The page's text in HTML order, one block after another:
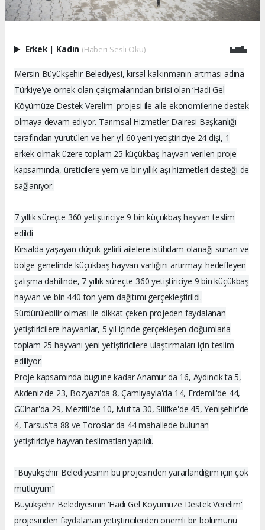
Erkek Kadın (Haberi Sesli Oku)
Mersin Büyükşehir Belediyesi, kırsal kalkınmanın artması adına
Türkiye'ye örnek olan çalışmalarından birisi olan ‘Hadi Gel
Köyümüze Destek Verelim' projesi ile aile ekonomilerine destek
olmaya devam ediyor. Tarımsal Hizmetler Dairesi Başkanlığı
tarafından yürütülen ve her yıl 60 yeni yetiştiriciye 24 dişi, 1
erkek olmak üzere toplam 25 küçükbaş hayvan verilen proje
kapsamında, üreticilere yem ve bir yıllık aşı hizmetleri desteği de
sağlanıyor.
7 yıllık süreçte 360 yetiştiriciye 9 bin küçükbaş hayvan teslim
edildi
Kırsalda yaşayan düşük gelirli ailelere istihdam olanağı sunan ve
bölge genelinde küçükbaş hayvan varlığını artırmayı hedefleyen
çalışma dahilinde, 7 yıllık süreçte 360 yetiştiriciye 9 bin küçükbaş
hayvan ve bin 440 ton yem dağıtımı gerçekleştirildi.
Sürdürülebilir olması ile dikkat çeken projeden faydalanan
yetiştiricilere hayvanlar, 5 yıl içinde gerçekleşen doğumlarla
toplam 25 hayvanı yeni yetiştiricilere ulaştırmaları için teslim
ediliyor.
Proje kapsamında bugüne kadar Anamur'da 16, Aydıncık'ta 5,
Akdeniz'de 23, Bozyazı'da 8, Çamlıyayla'da 14, Erdemli'de 44,
Gülnar'da 29, Mezitli'de 10, Mut'ta 30, Silifke'de 45, Yenişehir'de
4, Tarsus'ta 88 ve Toroslar'da 44 mahallede bulunan
yetiştiriciye hayvan teslimatları yapıldı.
"Büyükşehir Belediyesinin bu projesinden yararlandığım için çok
mutluyum"
Büyükşehir Belediyesinin ‘Hadi Gel Köyümüze Destek Verelim'
projesinden faydalanan yetiştiricilerden önemli bir bölümünü